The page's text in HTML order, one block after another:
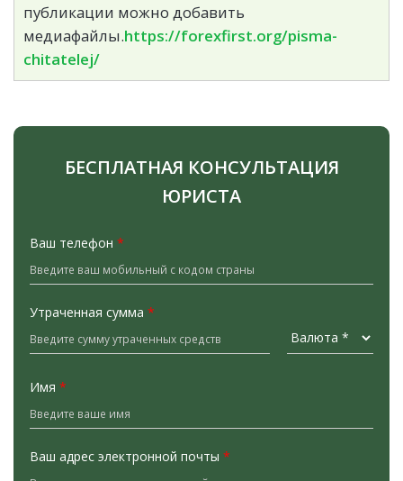
публикации можно добавить
медиафайлы.https://forexfirst.org/pisma-
chitatelej/
БЕСПЛАТНАЯ КОНСУЛЬТАЦИЯ
ЮРИСТА
Ваш телефон *
Утраченная сумма *
Имя *
Ваш адрес электронной почты *